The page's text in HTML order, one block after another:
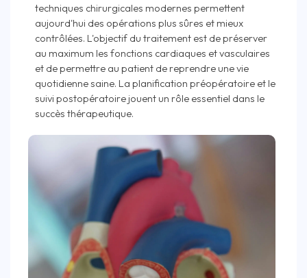
techniques chirurgicales modernes permettent
aujourd'hui des opérations plus sûres et mieux
contrôlées. L'objectif du traitement est de préserver
au maximum les fonctions cardiaques et vasculaires
et de permettre au patient de reprendre une vie
quotidienne saine. La planification préopératoire et le
suivi postopératoire jouent un rôle essentiel dans le
succès thérapeutique.